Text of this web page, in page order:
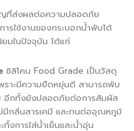
ที่ส่งผลต่อความปลอดภัย
รใช้งานของกระบอกน้ำพับได้
มในปัจจุบัน ได้แก่
ซิลิโคน Food Grade เป็นวัสดุ
ราะมีความยืดหยุ่นดี สามารถพับ
อีกทั้งยังปลอดภัยต่อการสัมผัส
มีกลิ่นสารเคมี และทนต่ออุณหภูมิ
งการใส่น้ำเย็นและน้ำอุ่น